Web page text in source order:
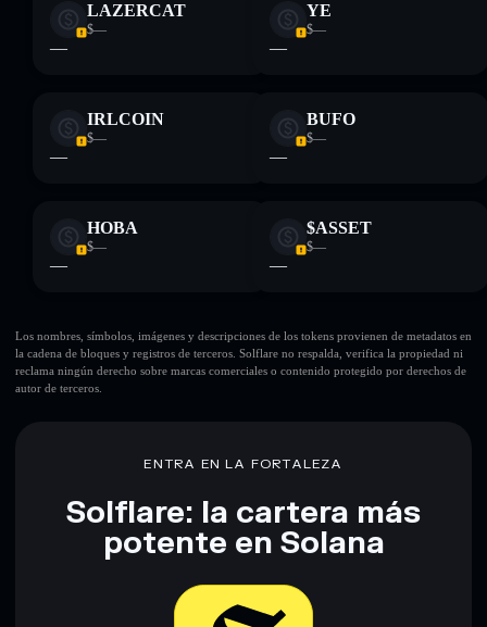
LAZERCAT
$—
—
YE
$—
—
IRLCOIN
$—
—
BUFO
$—
—
HOBA
$—
—
$ASSET
$—
—
Los nombres, símbolos, imágenes y descripciones de los tokens provienen de metadatos en
la cadena de bloques y registros de terceros. Solflare no respalda, verifica la propiedad ni
reclama ningún derecho sobre marcas comerciales o contenido protegido por derechos de
autor de terceros.
ENTRA EN LA FORTALEZA
Solflare: la cartera más
potente en Solana